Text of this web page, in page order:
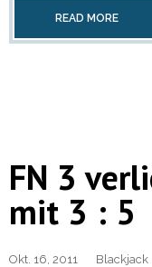
READ MORE
FN 3
mit 3 : 5
Okt. 16, 2011 Blackjack